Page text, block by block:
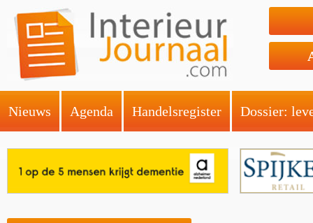
Nieuws Agenda Handelsregister Dossier: